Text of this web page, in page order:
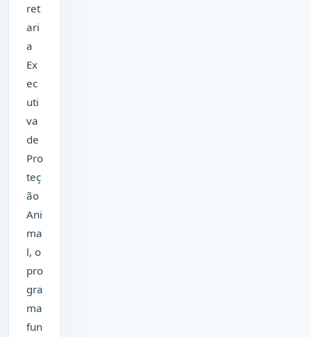
ret
ari
a
Ex
ec
uti
va
de
Pro
teç
ão
Ani
ma
l, o
pro
gra
ma
fun